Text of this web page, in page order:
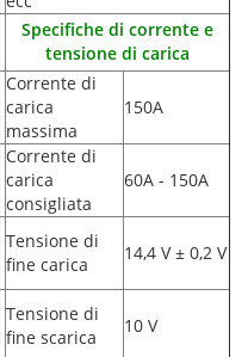
Specifiche di corrente e
tensione di carica
Corrente di
carica
massima
150A
Corrente di
carica
consigliata
60A - 150A
Tensione di
fine carica
14,4 V ± 0,2 V
Tensione di
fine scarica
10 V